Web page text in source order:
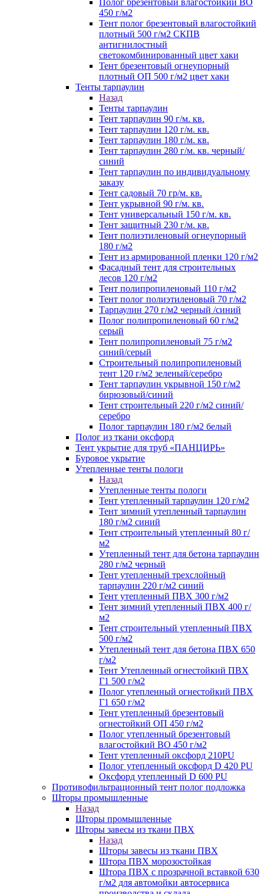
Полог брезентовый влагостойкий ВО
450 г/м2
Тент полог брезентовый влагостойкий
плотный 500 г/м2 СКПВ
антигнилостный
светокомбинированный цвет хаки
Тент брезентовый огнеупорный
плотный ОП 500 г/м2 цвет хаки
Тенты тарпаулин
Назад
Тенты тарпаулин
Тент тарпаулин 90 г/м. кв.
Тент тарпаулин 120 г/м. кв.
Тент тарпаулин 180 г/м. кв.
Тент тарпаулин 280 г/м. кв. черный/
синий
Тент тарпаулин по индивидуальному
заказу
Тент садовый 70 гр/м. кв.
Тент укрывной 90 г/м. кв.
Тент универсальный 150 г/м. кв.
Тент защитный 230 г/м. кв.
Тент полиэтиленовый огнеупорный
180 г/м2
Тент из армированной пленки 120 г/м2
Фасадный тент для строительных
лесов 120 г/м2
Тент полипропиленовый 110 г/м2
Тент полог полиэтиленовый 70 г/м2
Тарпаулин 270 г/м2 черный /синий
Полог полипропиленовый 60 г/м2
серый
Тент полипропиленовый 75 г/м2
синий/серый
Строительный полипропиленовый
тент 120 г/м2 зеленый/серебро
Тент тарпаулин укрывной 150 г/м2
бирюзовый/синий
Тент строительный 220 г/м2 синий/
серебро
Полог тарпаулин 180 г/м2 белый
Полог из ткани оксфорд
Тент укрытие для труб «ПАНЦИРЬ»
Буровое укрытие
Утепленные тенты пологи
Назад
Утепленные тенты пологи
Тент утепленный тарпаулин 120 г/м2
Тент зимний утепленный тарпаулин
180 г/м2 синий
Тент строительный утепленный 80 г/
м2
Утепленный тент для бетона тарпаулин
280 г/м2 черный
Тент утепленный трехслойный
тарпаулин 220 г/м2 синий
Тент утепленный ПВХ 300 г/м2
Тент зимний утепленный ПВХ 400 г/
м2
Тент строительный утепленный ПВХ
500 г/м2
Утепленный тент для бетона ПВХ 650
г/м2
Тент Утепленный огнестойкий ПВХ
Г1 500 г/м2
Полог утепленный огнестойкий ПВХ
Г1 650 г/м2
Тент утепленный брезентовый
огнестойкий ОП 450 г/м2
Полог утепленный брезентовый
влагостойкий ВО 450 г/м2
Тент утепленный оксфорд 210PU
Полог утепленный оксфорд D 420 PU
Оксфорд утепленный D 600 PU
Противофильтрационный тент полог подложка
Шторы промышленные
Назад
Шторы промышленные
Шторы завесы из ткани ПВХ
Назад
Шторы завесы из ткани ПВХ
Штора ПВХ морозостойкая
Штора ПВХ с прозрачной вставкой 630
г/м2 для автомойки автосервиса